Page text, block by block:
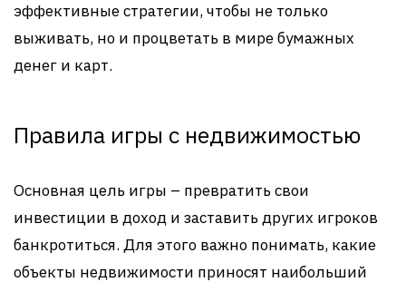
эффективные стратегии, чтобы не только
выживать, но и процветать в мире бумажных
денег и карт.
Правила игры с недвижимостью
Основная цель игры – превратить свои
инвестиции в доход и заставить других игроков
банкротиться. Для этого важно понимать, какие
объекты недвижимости приносят наибольший